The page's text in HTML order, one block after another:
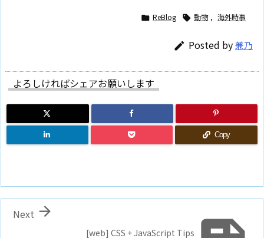
 ReBlog  動物 , 海外時事
 Posted by兼乃
よろしければシェアお願いします
Copy
[web] CSS + JavaScript Tips

Next